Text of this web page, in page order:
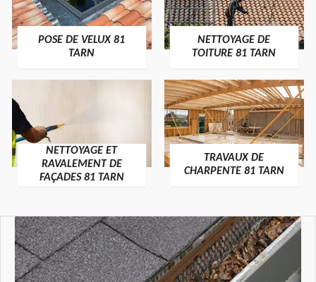
POSE DE VELUX 81
TARN
NETTOYAGE DE
TOITURE 81 TARN
NETTOYAGE ET
RAVALEMENT DE
FAÇADES 81 TARN
TRAVAUX DE
CHARPENTE 81 TARN